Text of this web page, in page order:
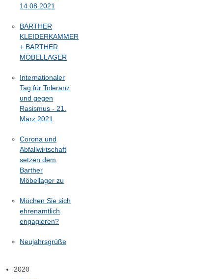
14.08.2021
BARTHER
KLEIDERKAMMER
+ BARTHER
MÖBELLAGER
Internationaler
Tag für Toleranz
und gegen
Rasismus - 21.
März 2021
Corona und
Abfallwirtschaft
setzen dem
Barther
Möbellager zu
Möchen Sie sich
ehrenamtlich
engagieren?
Neujahrsgrüße
2020